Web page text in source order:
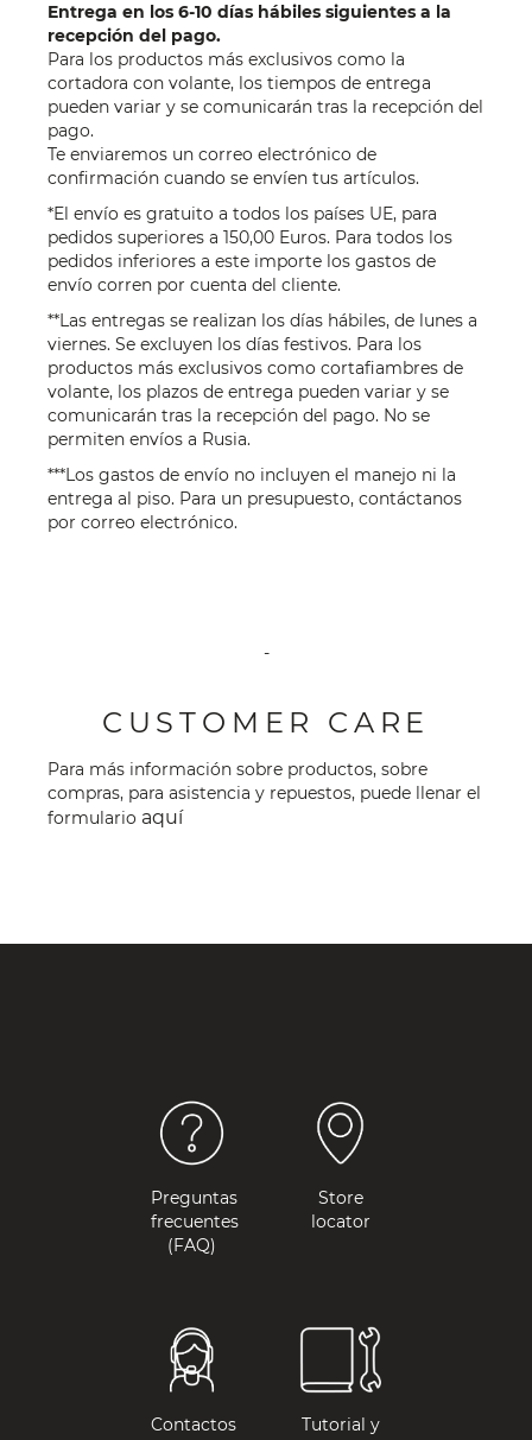
Entrega en los 6-10 días hábiles siguientes a la
recepción del pago.
Para los productos más exclusivos como la
cortadora con volante, los tiempos de entrega
pueden variar y se comunicarán tras la recepción del
pago.
Te enviaremos un correo electrónico de
confirmación cuando se envíen tus artículos.
*El envío es gratuito a todos los países UE, para
pedidos superiores a 150,00 Euros. Para todos los
pedidos inferiores a este importe los gastos de
envío corren por cuenta del cliente.
**Las entregas se realizan los días hábiles, de lunes a
viernes. Se excluyen los días festivos. Para los
productos más exclusivos como cortafiambres de
volante, los plazos de entrega pueden variar y se
comunicarán tras la recepción del pago. No se
permiten envíos a Rusia.
***Los gastos de envío no incluyen el manejo ni la
entrega al piso. Para un presupuesto, contáctanos
por correo electrónico.
-
CUSTOMER CARE
Para más información sobre productos, sobre
compras, para asistencia y repuestos, puede llenar el
formulario aquí
Preguntas
frecuentes
(FAQ)
Store
locator
Contactos
Tutorial y